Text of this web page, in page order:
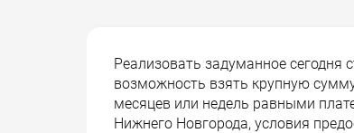
Реализовать задуманное сегодня
возможность взять крупную
месяцев или недель равными
Нижнего Новгорода, условия